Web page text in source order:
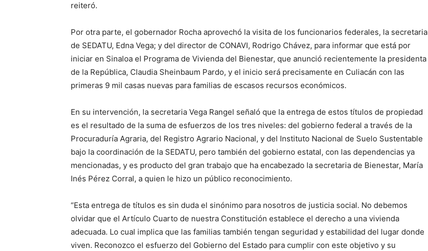
reiteró.
Por otra parte, el gobernador Rocha aprovechó la visita de los funcionarios federales, la secretaria
de SEDATU, Edna Vega; y del director de CONAVI, Rodrigo Chávez, para informar que está por
iniciar en Sinaloa el Programa de Vivienda del Bienestar, que anunció recientemente la presidenta
de la República, Claudia Sheinbaum Pardo, y el inicio será precisamente en Culiacán con las
primeras 9 mil casas nuevas para familias de escasos recursos económicos.
En su intervención, la secretaria Vega Rangel señaló que la entrega de estos títulos de propiedad
es el resultado de la suma de esfuerzos de los tres niveles: del gobierno federal a través de la
Procuraduría Agraria, del Registro Agrario Nacional, y del Instituto Nacional de Suelo Sustentable
bajo la coordinación de la SEDATU, pero también del gobierno estatal, con las dependencias ya
mencionadas, y es producto del gran trabajo que ha encabezado la secretaria de Bienestar, María
Inés Pérez Corral, a quien le hizo un público reconocimiento.
“Esta entrega de títulos es sin duda el sinónimo para nosotros de justicia social. No debemos
olvidar que el Artículo Cuarto de nuestra Constitución establece el derecho a una vivienda
adecuada. Lo cual implica que las familias también tengan seguridad y estabilidad del lugar donde
viven. Reconozco el esfuerzo del Gobierno del Estado para cumplir con este objetivo y su